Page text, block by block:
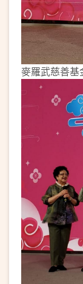
麥羅武慈善基